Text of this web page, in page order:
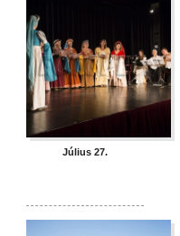
Július 27.